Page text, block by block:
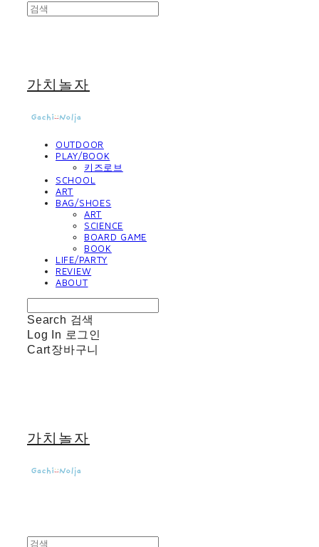
가치놀자
OUTDOOR
PLAY/BOOK
키즈로브
SCHOOL
ART
BAG/SHOES
ART
SCIENCE
BOARD GAME
BOOK
LIFE/PARTY
REVIEW
ABOUT
Search 검색
Log In 로그인
Cart장바구니
가치놀자